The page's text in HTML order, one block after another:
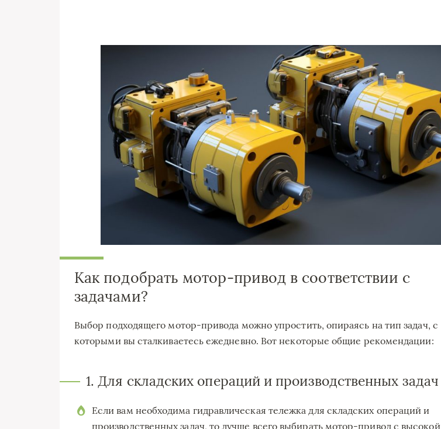
Как подобрать мотор-привод в соответствии с
задачами?
Выбор подходящего мотор-привода можно упростить, опираясь на тип задач, с
которыми вы сталкиваетесь ежедневно. Вот некоторые общие рекомендации:
1. Для складских операций и производственных задач
Если вам необходима гидравлическая тележка для складских операций и
производственных задач, то лучше всего выбирать мотор-привод с высокой